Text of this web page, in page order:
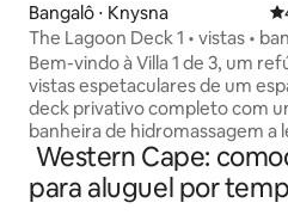
Bangalô ⋅ Knysna
The Lagoon Deck 1 • vistas •
hidromassagem • Wi-Fi •
Estacionamento
Bem-vindo à Villa 1 de 3, um
vistas espetaculares de um
deck privativo completo com
banheira de hidromassagem a
uma churrasqueira a gás e
Localizado centralmente, a
caminhada do animado centro
Western Cape:
para aluguel por